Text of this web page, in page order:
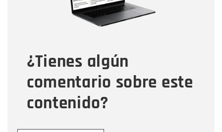
¿Tienes algún
comentario sobre este
contenido?
Tipo de comentario
Mensaje